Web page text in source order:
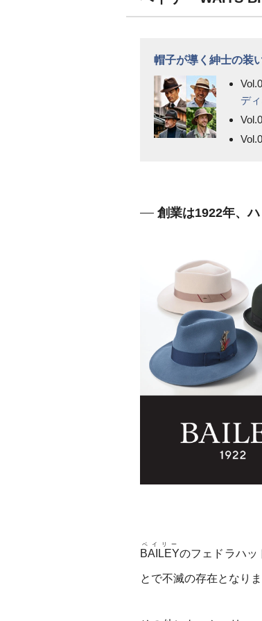
帽子が導く紳士の装
デ
創業は1922年、
BAILEY
ベイリー
のフェドラハッ
とで不滅の存在となりま